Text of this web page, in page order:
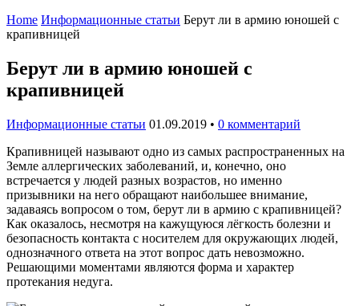
Home Информационные статьи Берут ли в армию юношей с
крапивницей
Берут ли в армию юношей с
крапивницей
Информационные статьи 01.09.2019 • 0 комментарий
Крапивницей называют одно из самых распространенных на
Земле аллергических заболеваний, и, конечно, оно
встречается у людей разных возрастов, но именно
призывники на него обращают наибольшее внимание,
задаваясь вопросом о том, берут ли в армию с крапивницей?
Как оказалось, несмотря на кажущуюся лёгкость болезни и
безопасность контакта с носителем для окружающих людей,
однозначного ответа на этот вопрос дать невозможно.
Решающими моментами являются форма и характер
протекания недуга.